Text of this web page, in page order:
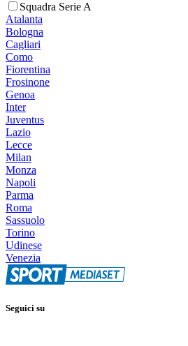
Squadra Serie A
Atalanta
Bologna
Cagliari
Como
Fiorentina
Frosinone
Genoa
Inter
Juventus
Lazio
Lecce
Milan
Monza
Napoli
Parma
Roma
Sassuolo
Torino
Udinese
Venezia
Seguici su